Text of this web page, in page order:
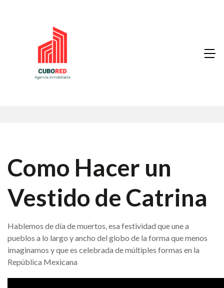
Como Hacer un
Vestido de Catrina
Hablemos de día de muertos, esa festividad que une a
pueblos a lo largo y ancho del globo de la forma que menos
imaginamos y que es celebrada de múltiples formas en la
República Mexicana